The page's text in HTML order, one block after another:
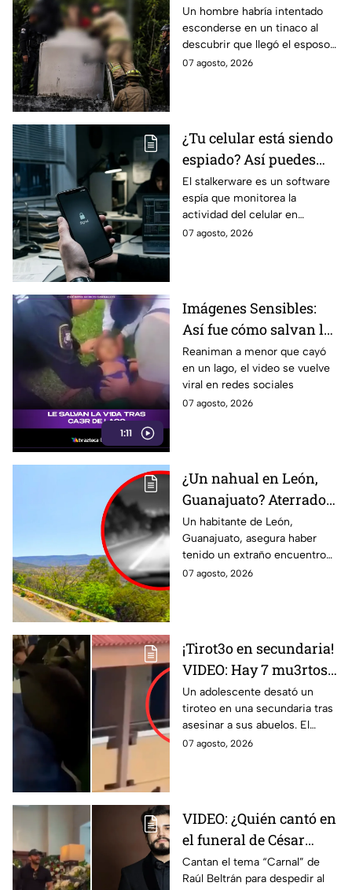
TINACO y queda
atrapado por horas;
tuvieron que rescatarlo
Un hombre habría intentado
esconderse en un tinaco al
descubrir que llegó el esposo
de su amante; terminó
07 agosto, 2026
¿Tu celular está siendo
espiado? Así puedes
identificar si alguien
invade tu privacidad
El stalkerware es un software
espía que monitorea la
actividad del celular en
silencio. Conoce cómo opera y
07 agosto, 2026
1:11
Imágenes Sensibles:
Así fue cómo salvan la
v1da de un men0r tras
accidente en lago
Reaniman a menor que cayó
en un lago, el video se vuelve
viral en redes sociales
07 agosto, 2026
¿Un nahual en León,
Guanajuato? Aterrador
avistamiento en la
CARRETERA de Sierra
de Lobos
Un habitante de León,
Guanajuato, asegura haber
tenido un extraño encuentro
en la carretera de Sierra de
07 agosto, 2026
¡Tirot3o en secundaria!
VIDEO: Hay 7 mu3rtos y
30 heridos este viernes;
esto es lo que pasó
Un adolescente desató un
tiroteo en una secundaria tras
asesinar a sus abuelos. El
ataque dejó al menos 7
07 agosto, 2026
VIDEO: ¿Quién cantó en
el funeral de César
Gastélum? Así
despiden al influencer
Cantan el tema “Carnal” de
Raúl Beltrán para despedir al